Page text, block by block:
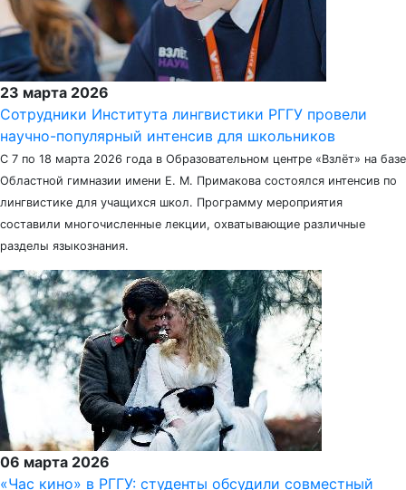
23 марта 2026
Сотрудники Института лингвистики РГГУ провели
научно-популярный интенсив для школьников
С 7 по 18 марта 2026 года в Образовательном центре «Взлёт» на базе
Областной гимназии имени Е. М. Примакова состоялся интенсив по
лингвистике для учащихся школ. Программу мероприятия
составили многочисленные лекции, охватывающие различные
разделы языкознания.
06 марта 2026
«Час кино» в РГГУ: студенты обсудили совместный